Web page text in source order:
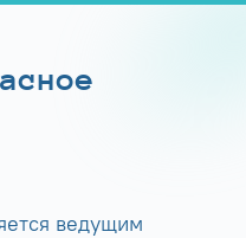
ведущим